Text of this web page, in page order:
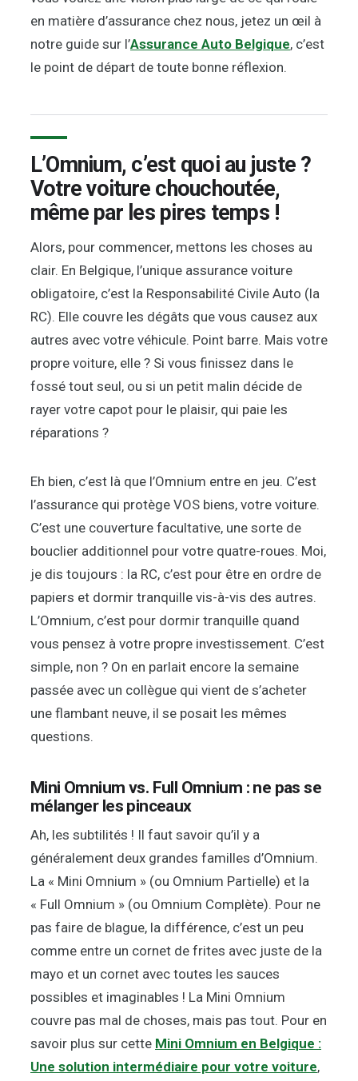
en matière d’assurance chez nous, jetez un œil à
notre guide sur l’Assurance Auto Belgique, c’est
le point de départ de toute bonne réflexion.
L’Omnium, c’est quoi au juste ?
Votre voiture chouchoutée,
même par les pires temps !
Alors, pour commencer, mettons les choses au
clair. En Belgique, l’unique assurance voiture
obligatoire, c’est la Responsabilité Civile Auto (la
RC). Elle couvre les dégâts que vous causez aux
autres avec votre véhicule. Point barre. Mais votre
propre voiture, elle ? Si vous finissez dans le
fossé tout seul, ou si un petit malin décide de
rayer votre capot pour le plaisir, qui paie les
réparations ?
Eh bien, c’est là que l’Omnium entre en jeu. C’est
l’assurance qui protège VOS biens, votre voiture.
C’est une couverture facultative, une sorte de
bouclier additionnel pour votre quatre-roues. Moi,
je dis toujours : la RC, c’est pour être en ordre de
papiers et dormir tranquille vis-à-vis des autres.
L’Omnium, c’est pour dormir tranquille quand
vous pensez à votre propre investissement. C’est
simple, non ? On en parlait encore la semaine
passée avec un collègue qui vient de s’acheter
une flambant neuve, il se posait les mêmes
questions.
Mini Omnium vs. Full Omnium : ne pas se
mélanger les pinceaux
Ah, les subtilités ! Il faut savoir qu’il y a
généralement deux grandes familles d’Omnium.
La « Mini Omnium » (ou Omnium Partielle) et la
« Full Omnium » (ou Omnium Complète). Pour ne
pas faire de blague, la différence, c’est un peu
comme entre un cornet de frites avec juste de la
mayo et un cornet avec toutes les sauces
possibles et imaginables ! La Mini Omnium
couvre pas mal de choses, mais pas tout. Pour en
savoir plus sur cette Mini Omnium en Belgique :
Une solution intermédiaire pour votre voiture,